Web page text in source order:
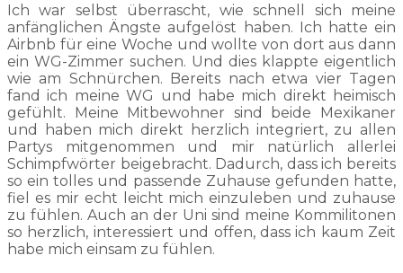
Ich war selbst überrascht, wie schnell sich meine
anfänglichen Ängste aufgelöst haben. Ich hatte ein
Airbnb für eine Woche und wollte von dort aus dann
ein WG-Zimmer suchen. Und dies klappte eigentlich
wie am Schnürchen. Bereits nach etwa vier Tagen
fand ich meine WG und habe mich direkt heimisch
gefühlt. Meine Mitbewohner sind beide Mexikaner
und haben mich direkt herzlich integriert, zu allen
Partys mitgenommen und mir natürlich allerlei
Schimpfwörter beigebracht. Dadurch, dass ich bereits
so ein tolles und passende Zuhause gefunden hatte,
fiel es mir echt leicht mich einzuleben und zuhause
zu fühlen. Auch an der Uni sind meine Kommilitonen
so herzlich, interessiert und offen, dass ich kaum Zeit
habe mich einsam zu fühlen.